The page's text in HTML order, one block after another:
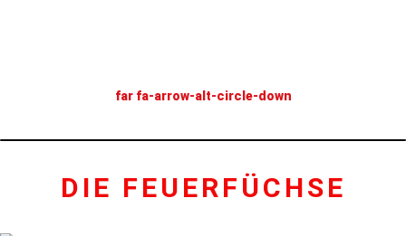
far fa-arrow-alt-circle-down
DIE FEUERFÜCHSE